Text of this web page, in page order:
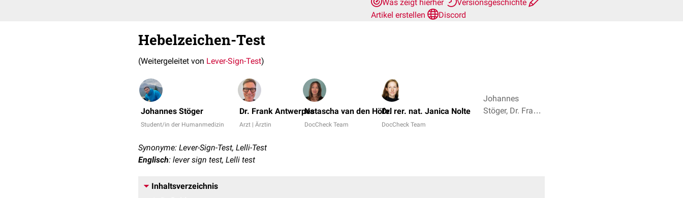
Was zeigt hierher
Versionsgeschichte
Artikel erstellen
Discord
Hebelzeichen-Test
(Weitergeleitet von Lever-Sign-Test)
Johannes Stöger
Student/in der Humanmedizin
Dr. Frank Antwerpes
Arzt | Ärztin
Natascha van den Höfel
DocCheck Team
Dr. rer. nat. Janica Nolte
DocCheck Team
Johannes
Stöger, Dr. Frank
Synonyme: Lever-Sign-Test, Lelli-Test
Englisch: lever sign test, Lelli test
Inhaltsverzeichnis